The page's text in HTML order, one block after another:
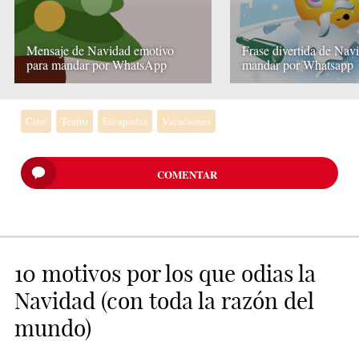
Mensaje de Navidad emotivo
para mandar por WhatsApp
Frase divertida de
mandar por Whatsapp
Cine Teatro Escapadas Vacaciones
COMENTAR
10 motivos por los que odias la
Navidad (con toda la razón del
mundo)